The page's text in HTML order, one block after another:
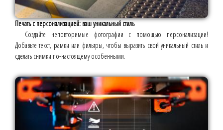
Печать с персонализацией: ваш уникальный стиль
Создайте неповторимые фотографии с помощью персонализации!
Добавьте текст, рамки или фильтры, чтобы выразить свой уникальный стиль и
сделать снимки по-настоящему особенными.